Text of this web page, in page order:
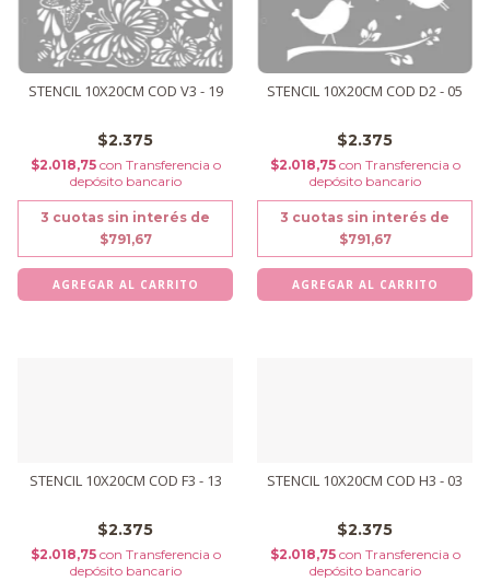
STENCIL 10X20CM COD V3 - 19
$2.375
$2.018,75 con Transferencia o
depósito bancario
3 cuotas sin interés de
$791,67
STENCIL 10X20CM COD D2 - 05
$2.375
$2.018,75 con Transferencia o
depósito bancario
3 cuotas sin interés de
$791,67
STENCIL 10X20CM COD F3 - 13
$2.375
$2.018,75 con Transferencia o
depósito bancario
STENCIL 10X20CM COD H3 - 03
$2.375
$2.018,75 con Transferencia o
depósito bancario